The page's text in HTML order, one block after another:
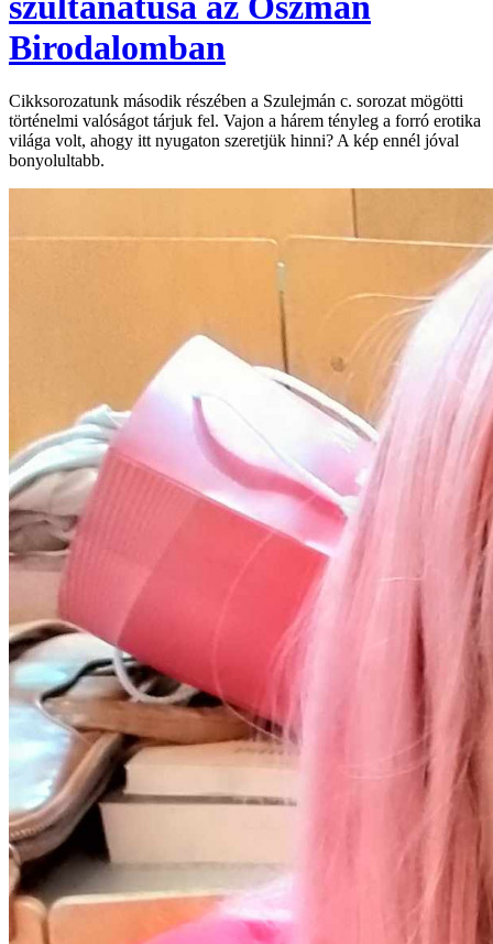
Birodalomban
Cikksorozatunk második részében a Szulejmán c. sorozat mögötti
történelmi valóságot tárjuk fel. Vajon a hárem tényleg a forró erotika
világa volt, ahogy itt nyugaton szeretjük hinni? A kép ennél jóval
bonyolultabb.